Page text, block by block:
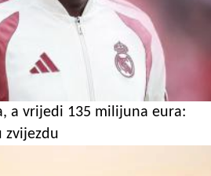
a vrijedi 135 milijuna eura:
zvijezdu